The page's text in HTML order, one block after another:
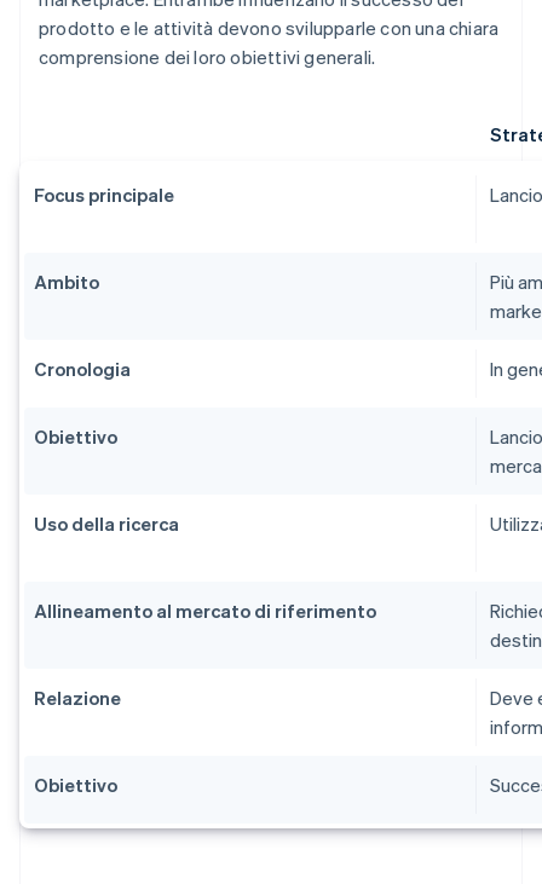
prodotto e le attività devono svilupparle con una chiara
comprensione dei loro obiettivi generali.
Focus principale
Ambito
Più
Cronologia In
Obiettivo
Uso della ricerca
Allineamento al mercato di riferimento
Relazione
Deve
Obiettivo